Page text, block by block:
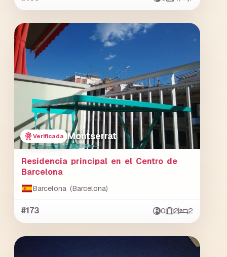
Verificada Montserrat
Residencia principal en el Centro de
Barcelona
Barcelona (Barcelona)
#173 0 2 2